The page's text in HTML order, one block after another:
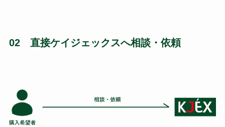
02 直接ケイジェックスへ相談・依頼